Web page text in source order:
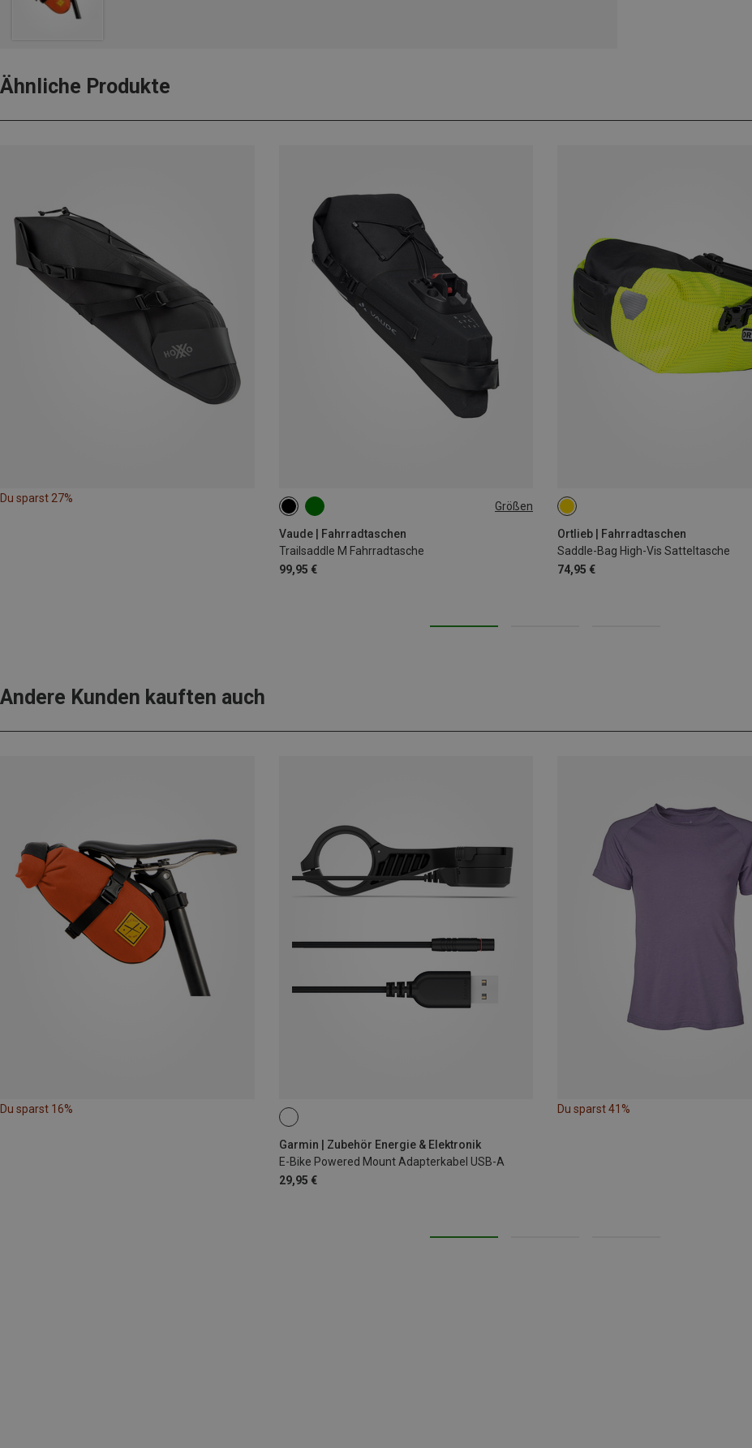
Ähnliche Produkte
Du sparst 27%
Größen
Vaude | Fahrradtaschen
Trailsaddle M Fahrradtasche
99,95 €
6L
Ortlieb | Fahrradtaschen
Saddle-Bag High-Vis Satteltasche
74,95 €
4.1L
Andere Kunden kauften auch
Du sparst 16%
Garmin | Zubehör Energie & Elektronik
E-Bike Powered Mount Adapterkabel USB-A
29,95 €
Du sparst 41%